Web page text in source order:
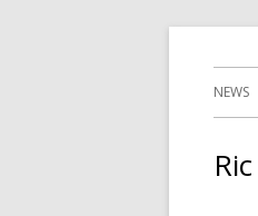
NEWS